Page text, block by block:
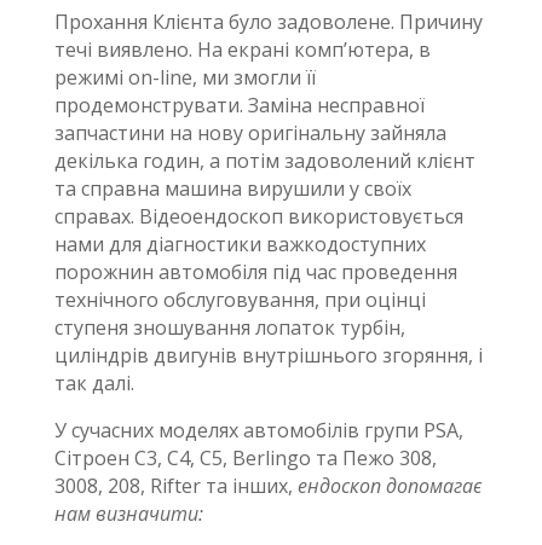
Прохання Клієнта було задоволене. Причину
течі виявлено. На екрані комп’ютера, в
режимі on-line, ми змогли її
продемонструвати. Заміна несправної
запчастини на нову оригінальну зайняла
декілька годин, а потім задоволений клієнт
та справна машина вирушили у своїх
справах. Відеоендоскоп використовується
нами для діагностики важкодоступних
порожнин автомобіля під час проведення
технічного обслуговування, при оцінці
ступеня зношування лопаток турбін,
циліндрів двигунів внутрішнього згоряння, і
так далі.
У сучасних моделях автомобілів групи PSA,
Сітроен С3, С4, С5, Berlingo та Пежо 308,
3008, 208, Rifter та інших, ендоскоп допомагає
нам визначити: